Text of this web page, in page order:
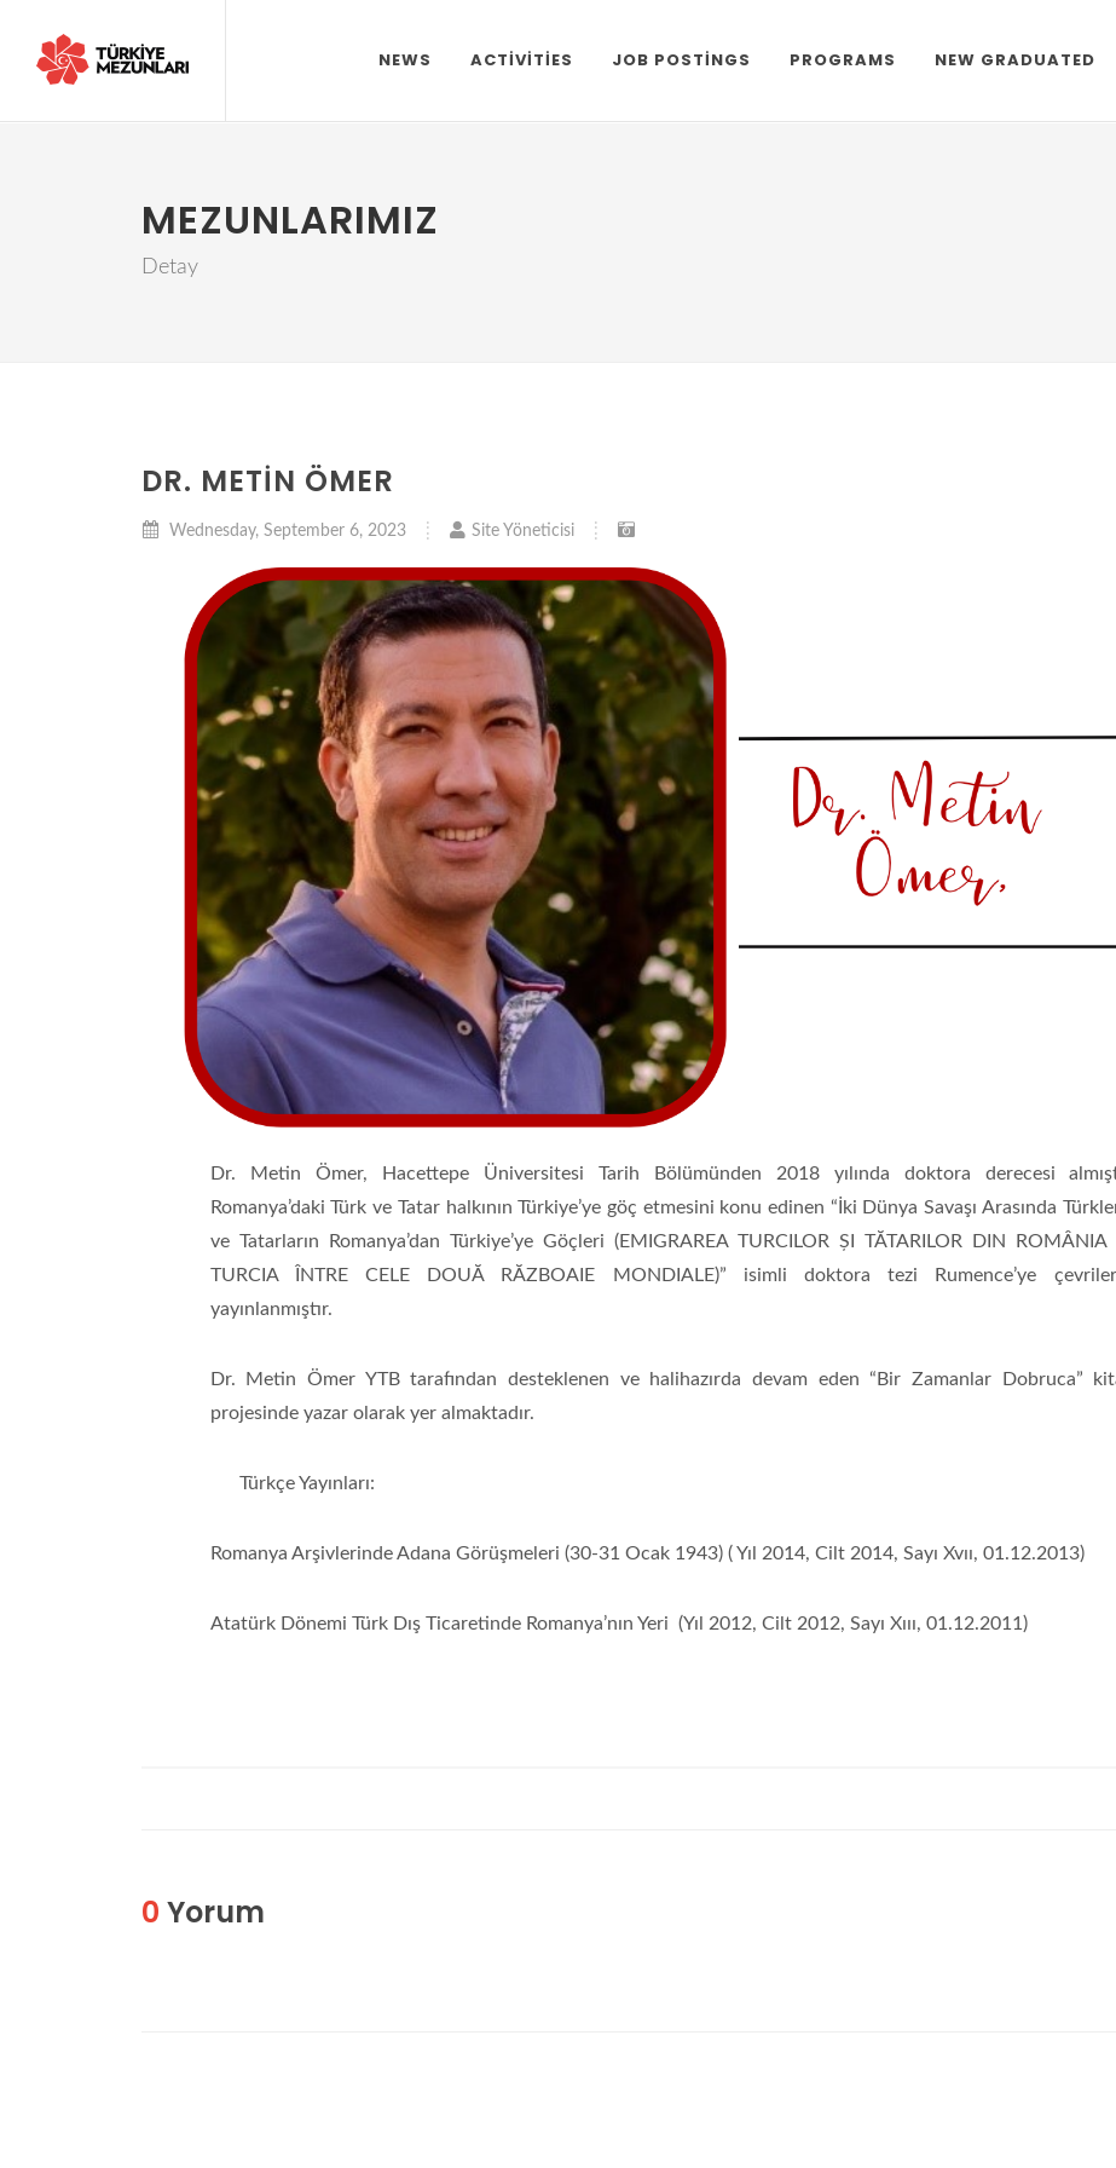
NEWS ACTIVITIES JOB POSTINGS PROGRAMS NEW GRADUATED
MEZUNLARIMIZ
Detay
DR. METIN ÖMER
Wednesday, September 6, 2023 Site Yöneticisi
Dr. Metin Ömer, Hacettepe Üniversitesi Tarih Bölümünden 2018 yılında doktora derecesi
Romanya’daki Türk ve Tatar halkının Türkiye’ye göç etmesini konu edinen “İki Dünya Savaşı Arasında
ve Tatarların Romanya’dan Türkiye’ye Göçleri (EMIGRAREA TURCILOR ȘI TĂTARILOR DIN ROMÂNIA
TURCIA ÎNTRE CELE DOUĂ RĂZBOAIE MONDIALE)” isimli doktora tezi Rumence’ye
yayınlanmıştır.
Dr. Metin Ömer YTB tarafından desteklenen ve halihazırda devam eden “Bir Zamanlar Dobruca”
projesinde yazar olarak yer almaktadır.
Türkçe Yayınları:
Romanya Arşivlerinde Adana Görüşmeleri (30-31 Ocak 1943) ( Yıl 2014, Cilt 2014, Sayı Xvıı, 01.12.2013)
Atatürk Dönemi Türk Dış Ticaretinde Romanya’nın Yeri (Yıl 2012, Cilt 2012, Sayı Xııı, 01.12.2011)
0 Yorum
TİKA BANGLADEŞ
Devamı...
Uluslararası